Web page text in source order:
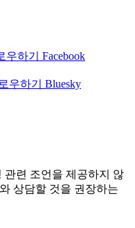
우하기 Facebook
우하기 Bluesky
관련 조언을 제공하지 않
상담할 것을 권장하는